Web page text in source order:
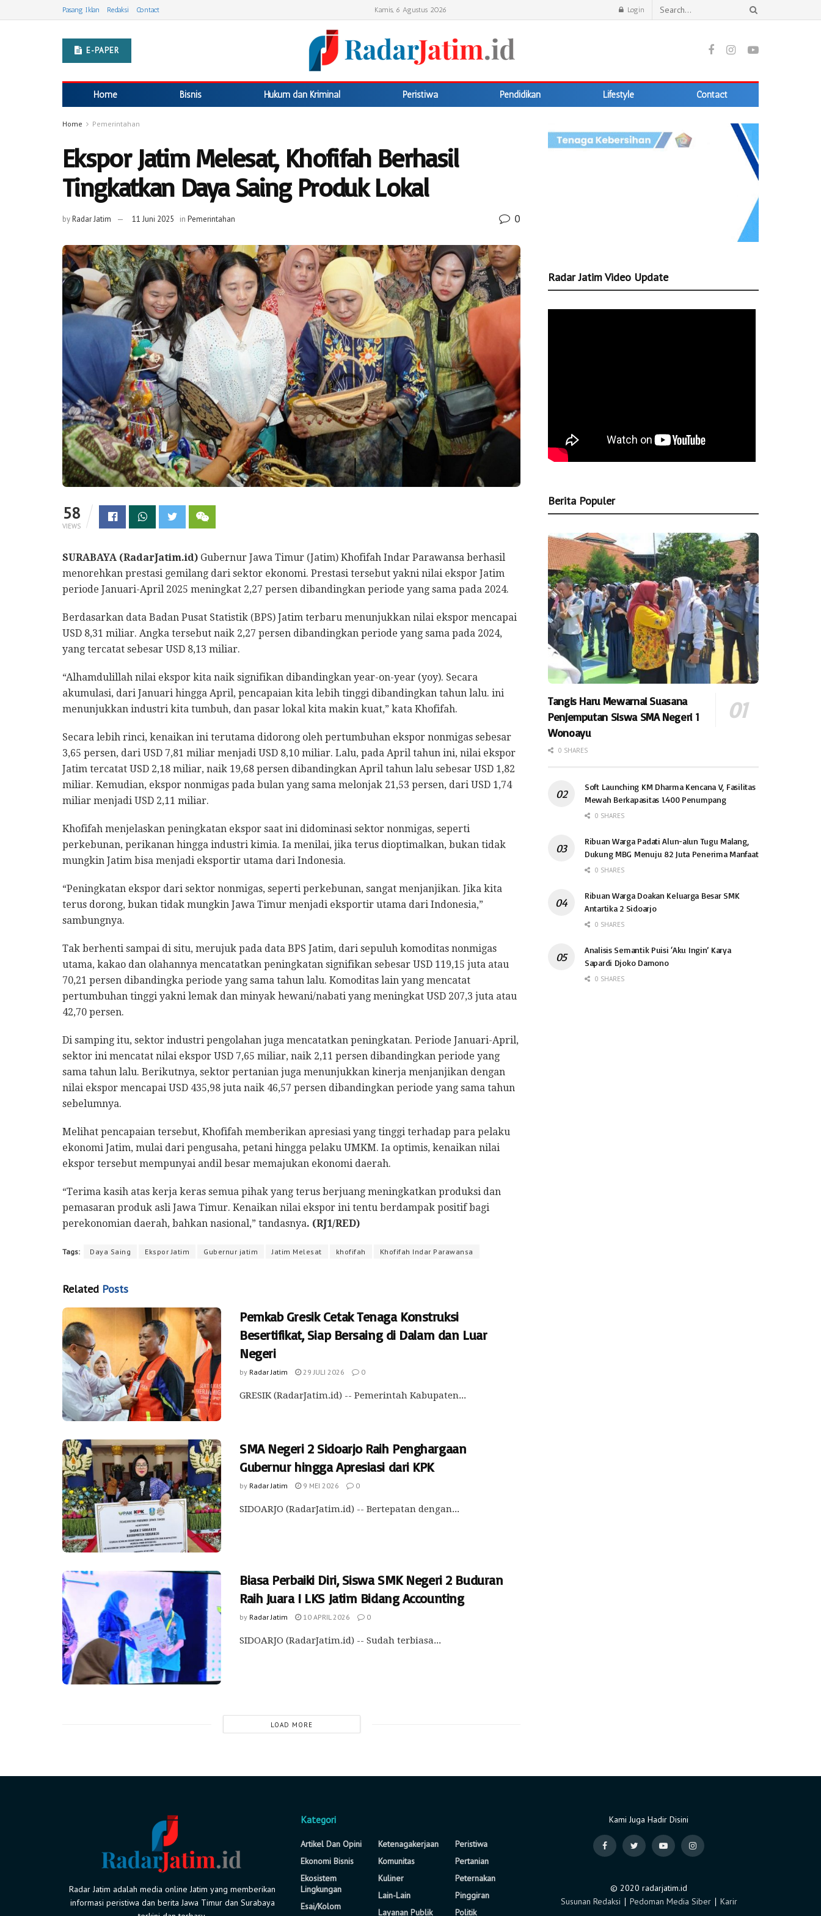
Pasang Iklan Redaksi Contact Kamis, 6 Agustus 2026 Login
E-PAPER
Home Bisnis Hukum dan Kriminal Peristiwa Pendidikan Lifestyle Contact
Home Pemerintahan
Ekspor Jatim Melesat, Khofifah Berhasil
Tingkatkan Daya Saing Produk Lokal
byRadar Jatim 11 Juni 2025 in Pemerintahan 0
58
VIEWS
SURABAYA (RadarJatim.id) Gubernur Jawa Timur (Jatim) Khofifah Indar Parawansa berhasil
menorehkan prestasi gemilang dari sektor ekonomi. Prestasi tersebut yakni nilai ekspor Jatim
periode Januari-April 2025 meningkat 2,27 persen dibandingkan periode yang sama pada 2024.
Berdasarkan data Badan Pusat Statistik (BPS) Jatim terbaru menunjukkan nilai ekspor mencapai
USD 8,31 miliar. Angka tersebut naik 2,27 persen dibandingkan periode yang sama pada 2024,
yang tercatat sebesar USD 8,13 miliar.
“Alhamdulillah nilai ekspor kita naik signifikan dibandingkan year-on-year (yoy). Secara
akumulasi, dari Januari hingga April, pencapaian kita lebih tinggi dibandingkan tahun lalu. ini
menunjukkan industri kita tumbuh, dan pasar lokal kita makin kuat,” kata Khofifah.
Secara lebih rinci, kenaikan ini terutama didorong oleh pertumbuhan ekspor nonmigas sebesar
3,65 persen, dari USD 7,81 miliar menjadi USD 8,10 miliar. Lalu, pada April tahun ini, nilai ekspor
Jatim tercatat USD 2,18 miliar, naik 19,68 persen dibandingkan April tahun lalu sebesar USD 1,82
miliar. Kemudian, ekspor nonmigas pada bulan yang sama melonjak 21,53 persen, dari USD 1,74
miliar menjadi USD 2,11 miliar.
Khofifah menjelaskan peningkatan ekspor saat ini didominasi sektor nonmigas, seperti
perkebunan, perikanan hingga industri kimia. Ia menilai, jika terus dioptimalkan, bukan tidak
mungkin Jatim bisa menjadi eksportir utama dari Indonesia.
“Peningkatan ekspor dari sektor nonmigas, seperti perkebunan, sangat menjanjikan. Jika kita
terus dorong, bukan tidak mungkin Jawa Timur menjadi eksportir utama dari Indonesia,”
sambungnya.
Tak berhenti sampai di situ, merujuk pada data BPS Jatim, dari sepuluh komoditas nonmigas
utama, kakao dan olahannya mencatatkan peningkatan signifikan sebesar USD 119,15 juta atau
70,21 persen dibandingka periode yang sama tahun lalu. Komoditas lain yang mencatat
pertumbuhan tinggi yakni lemak dan minyak hewani/nabati yang meningkat USD 207,3 juta atau
42,70 persen.
Di samping itu, sektor industri pengolahan juga mencatatkan peningkatan. Periode Januari-April,
sektor ini mencatat nilai ekspor USD 7,65 miliar, naik 2,11 persen dibandingkan periode yang
sama tahun lalu. Berikutnya, sektor pertanian juga menunjukkan kinerja menjanjikan dengan
nilai ekspor mencapai USD 435,98 juta naik 46,57 persen dibandingkan periode yang sama tahun
sebelumnya.
Melihat pencapaian tersebut, Khofifah memberikan apresiasi yang tinggi terhadap para pelaku
ekonomi Jatim, mulai dari pengusaha, petani hingga pelaku UMKM. Ia optimis, kenaikan nilai
ekspor tersebut mempunyai andil besar memajukan ekonomi daerah.
“Terima kasih atas kerja keras semua pihak yang terus berjuang meningkatkan produksi dan
pemasaran produk asli Jawa Timur. Kenaikan nilai ekspor ini tentu berdampak positif bagi
perekonomian daerah, bahkan nasional,” tandasnya. (RJ1/RED)
Tags: Daya Saing Ekspor Jatim Gubernur jatim Jatim Melesat khofifah Khofifah Indar Parawansa
Related Posts
Pemkab Gresik Cetak Tenaga Konstruksi
Besertifikat, Siap Bersaing di Dalam dan Luar
Negeri
by Radar Jatim 29 JULI 2026 0
GRESIK (RadarJatim.id) -- Pemerintah Kabupaten...
SMA Negeri 2 Sidoarjo Raih Penghargaan
Gubernur hingga Apresiasi dari KPK
by Radar Jatim 9 MEI 2026 0
SIDOARJO (RadarJatim.id) -- Bertepatan dengan...
Biasa Perbaiki Diri, Siswa SMK Negeri 2 Buduran
Raih Juara I LKS Jatim Bidang Accounting
by Radar Jatim 10 APRIL 2026 0
SIDOARJO (RadarJatim.id) -- Sudah terbiasa...
LOAD MORE
Radar Jatim Video Update
Berita Populer
Tangis Haru Mewarnai Suasana
Penjemputan Siswa SMA Negeri 1
Wonoayu
0 SHARES
Soft Launching KM Dharma Kencana V, Fasilitas
Mewah Berkapasitas 1.400 Penumpang
0 SHARES
Ribuan Warga Padati Alun-alun Tugu Malang,
Dukung MBG Menuju 82 Juta Penerima Manfaat
0 SHARES
Ribuan Warga Doakan Keluarga Besar SMK
Antartika 2 Sidoarjo
0 SHARES
Analisis Semantik Puisi ‘Aku Ingin’ Karya
Sapardi Djoko Damono
0 SHARES
Radar Jatim adalah media online Jatim yang memberikan
informasi peristiwa dan berita Jawa Timur dan Surabaya
Kategori
Artikel Dan Opini
Ekonomi Bisnis
Ekosistem
Lingkungan
Esai/Kolom
Ketenagakerjaan
Komunitas
Kuliner
Lain-Lain
Layanan Publik
Peristiwa
Pertanian
Peternakan
Pinggiran
Politik
Kami Juga Hadir Disini
© 2020 radarjatim.id
Susunan Redaksi ∣ Pedoman Media Siber∣ Karir